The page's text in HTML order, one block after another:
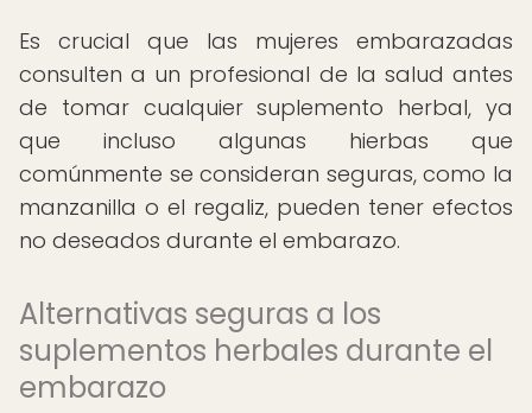
Es crucial que las mujeres embarazadas
consulten a un profesional de la salud antes
de tomar cualquier suplemento herbal, ya
que incluso algunas hierbas que
comúnmente se consideran seguras, como la
manzanilla o el regaliz, pueden tener efectos
no deseados durante el embarazo.
Alternativas seguras a los
suplementos herbales durante el
embarazo